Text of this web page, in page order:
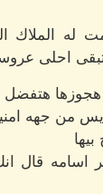
له
احلى
هجوزها هتفضل
من جهه
اسامه قال